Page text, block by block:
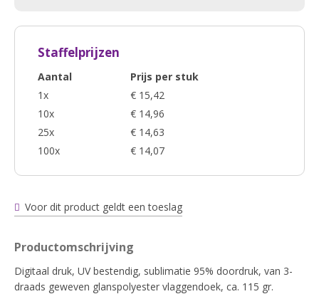
Staffelprijzen
Aantal
Prijs per stuk
1x
€ 15,42
10x
€ 14,96
25x
€ 14,63
100x
€ 14,07
Voor dit product geldt een toeslag
Productomschrijving
Digitaal druk, UV bestendig, sublimatie 95% doordruk, van 3-
draads geweven glanspolyester vlaggendoek, ca. 115 gr.